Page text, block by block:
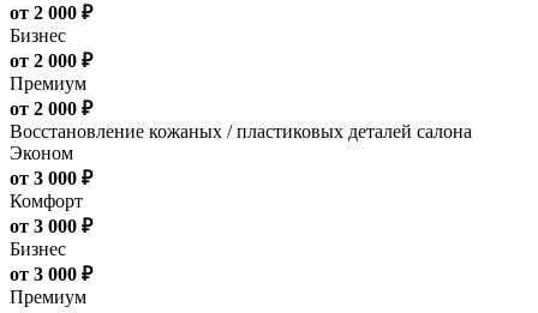
от 2 000 ₽
Бизнес
от 2 000 ₽
Премиум
от 2 000 ₽
Восстановление кожаных / пластиковых деталей салона
Эконом
от 3 000 ₽
Комфорт
от 3 000 ₽
Бизнес
от 3 000 ₽
Премиум